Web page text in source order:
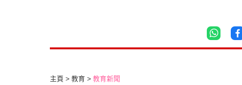
主頁 教育 教育新聞